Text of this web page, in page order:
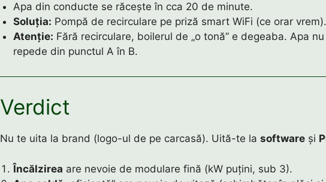
Apa din conducte se răcește în cca 20 de minute.
Soluția: Pompă de recirculare pe priză smart WiFi (ce orar vrem).
Atenție: Fără recirculare, boilerul de „o tonă” e degeaba. Apa
repede din punctul A în B.
Verdict
Nu te uita la brand (logo-ul de pe carcasă). Uită-te la software și
Încălzirea are nevoie de modulare fină (kW puțini, sub 3).